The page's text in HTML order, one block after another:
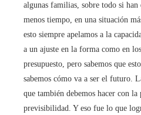
algunas familias, sobre todo si
menos tiempo, en una situación
esto siempre apelamos a la
a un ajuste en la forma como en
presupuesto, pero sabemos que
sabemos cómo va a ser el futuro.
que también debemos hacer con
previsibilidad. Y eso fue lo que